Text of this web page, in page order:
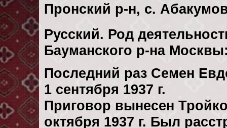
Пронский р-н, с.
Русский. Род
Бауманского р-на
Последний раз Семен
1 сентября 1937 г.
Приговор вынесен
октября 1937 г. Был